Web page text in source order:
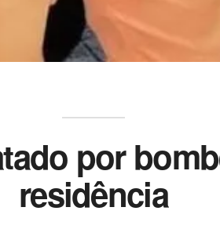
por
residência